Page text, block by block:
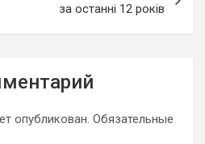
за останні 12 років
опубликован. Обязательные